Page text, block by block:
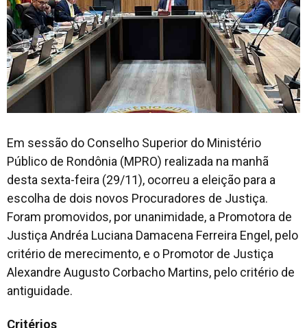
Em sessão do Conselho Superior do Ministério
Público de Rondônia (MPRO) realizada na manhã
desta sexta-feira (29/11), ocorreu a eleição para a
escolha de dois novos Procuradores de Justiça.
Foram promovidos, por unanimidade, a Promotora de
Justiça Andréa Luciana Damacena Ferreira Engel, pelo
critério de merecimento, e o Promotor de Justiça
Alexandre Augusto Corbacho Martins, pelo critério de
antiguidade.
Critérios